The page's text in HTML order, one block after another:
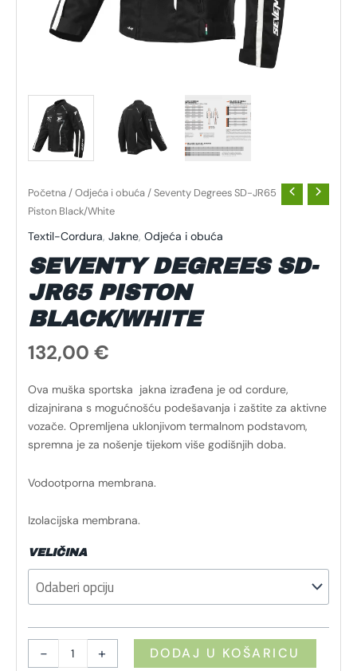
Početna /Odjeća i obuća / Seventy Degrees SD-JR65
Piston Black/White
Textil-Cordura, Jakne, Odjeća i obuća
SEVENTY DEGREES SD-
JR65 PISTON
BLACK/WHITE
132,00 €
Ova muška sportska jakna izrađena je od cordure,
dizajnirana s mogućnošću podešavanja i zaštite za aktivne
vozače. Opremljena uklonjivom termalnom podstavom,
spremna je za nošenje tijekom više godišnjih doba.
Vodootporna membrana.
Izolacijska membrana.
VELIČINA
- + DODAJ U KOŠARICU